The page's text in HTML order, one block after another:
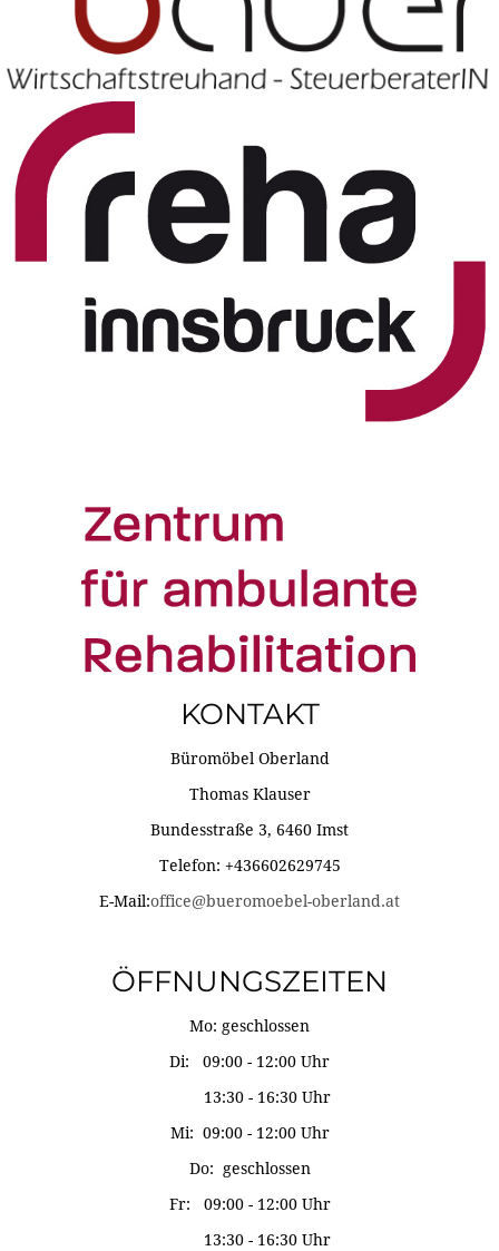
KONTAKT
Büromöbel Oberland
Thomas Klauser
Bundesstraße 3, 6460 Imst
Telefon: +436602629745
E-Mail:office@bueromoebel-oberland.at
ÖFFNUNGSZEITEN
Mo: geschlossen
Di: 09:00 - 12:00 Uhr
13:30 - 16:30 Uhr
Mi: 09:00 - 12:00 Uhr
Do: geschlossen
Fr: 09:00 - 12:00 Uhr
13:30 - 16:30 Uhr